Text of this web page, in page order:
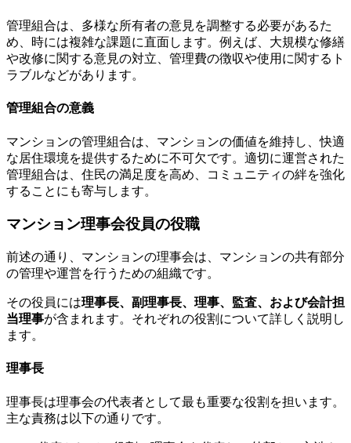
管理組合は、多様な所有者の意見を調整する必要があるた
め、時には複雑な課題に直面します。例えば、大規模な修繕
や改修に関する意見の対立、管理費の徴収や使用に関するト
ラブルなどがあります。
管理組合の意義
マンションの管理組合は、マンションの価値を維持し、快適
な居住環境を提供するために不可欠です。適切に運営された
管理組合は、住民の満足度を高め、コミュニティの絆を強化
することにも寄与します。
マンション理事会役員の役職
前述の通り、マンションの理事会は、マンションの共有部分
の管理や運営を行うための組織です。
その役員には理事長、副理事長、理事、監査、および会計担
当理事が含まれます。それぞれの役割について詳しく説明し
ます。
理事長
理事長は理事会の代表者として最も重要な役割を担います。
主な責務は以下の通りです。